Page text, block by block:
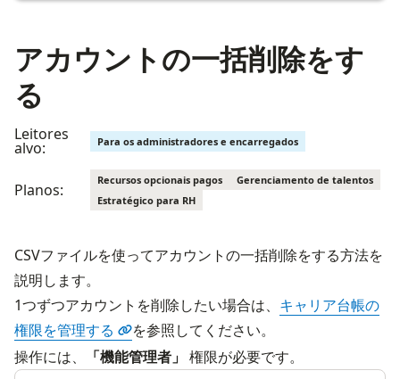
アカウントの一括削除をす
る
Leitores
alvo: Para os administradores e encarregados
Planos:
Recursos opcionais pagos
Gerenciamento de talentos
Estratégico para RH
CSVファイルを使ってアカウントの一括削除をする方法を
説明します。
1つずつアカウントを削除したい場合は、 キャリア台帳の
権限を管理する
を参照してください。
操作には、
「機能管理者」 権限が必要です。